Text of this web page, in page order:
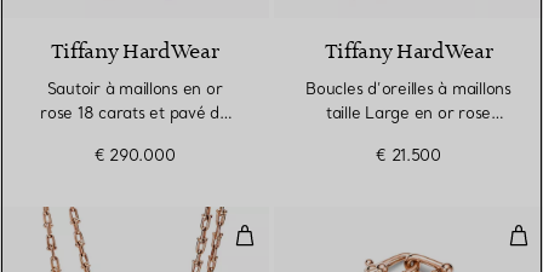
Tiffany HardWear
Sautoir à maillons en or
rose 18 carats et pavé de
€ 290.000
Tiffany HardWear
Boucles d’oreilles à maillons
taille Large en or rose
diamants
€ 21.500
Collier Wrap en or rose 18